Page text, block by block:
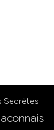
Secrètes